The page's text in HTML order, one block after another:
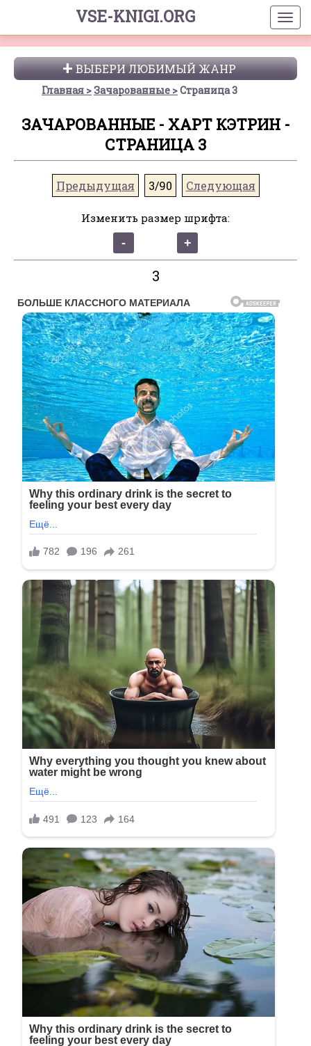
VSE-KNIGI.ORG
ВЫБЕРИ ЛЮБИМЫЙ ЖАНР
Главная Зачарованные Страница 3
ЗАЧАРОВАННЫЕ - ХАРТ КЭТРИН -
СТРАНИЦА 3
Предыдущая 3/90 Следующая
Изменить размер шрифта:
3